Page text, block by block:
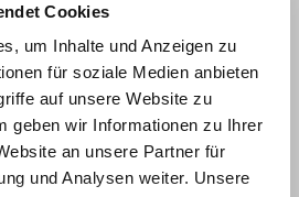
Cookies
um Inhalte und Anzeigen zu
für soziale Medien anbieten
auf unsere Website zu
geben wir Informationen zu Ihrer
an unsere Partner für
und Analysen weiter. Unsere